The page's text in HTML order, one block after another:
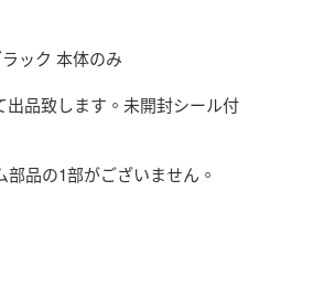
ック 本体のみ
品致します。未開封シール付
品の1部がございません。